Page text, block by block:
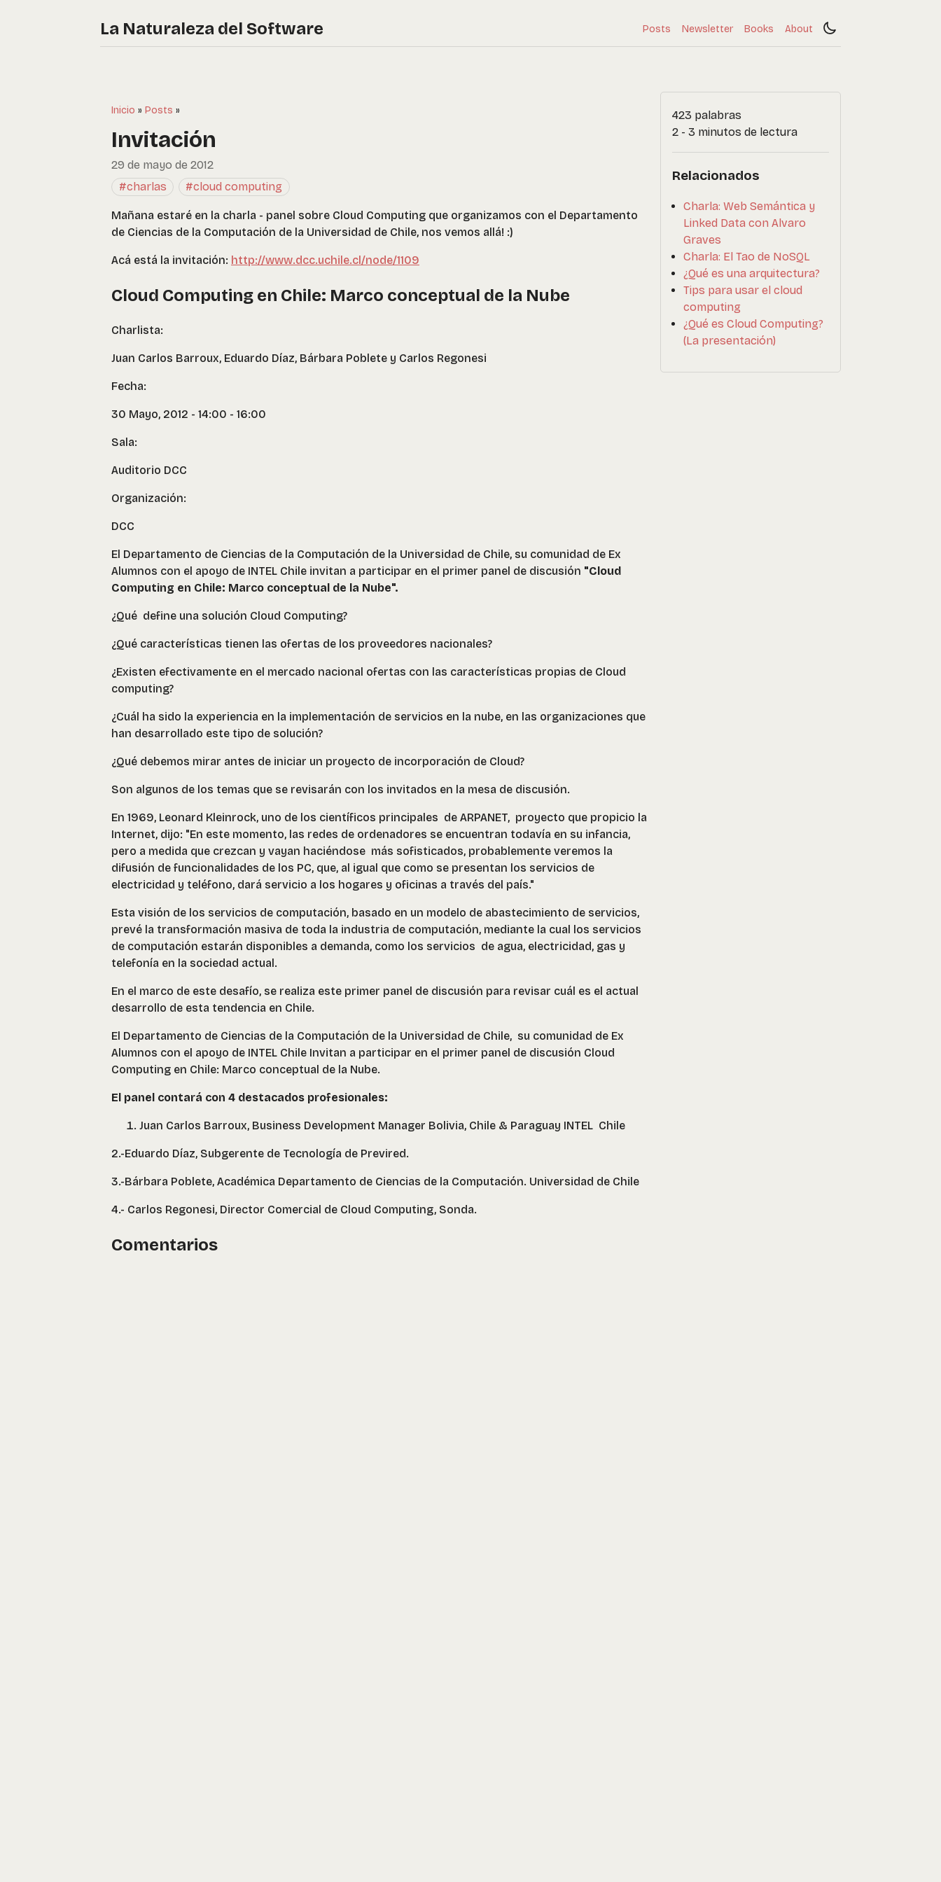
La Naturaleza del Software Posts Newsletter Books About
Inicio » Posts »
Invitación
29 de mayo de 2012
#charlas
#cloud computing
Mañana estaré en la charla - panel sobre Cloud Computing que organizamos con el Departamento
de Ciencias de la Computación de la Universidad de Chile, nos vemos allá! :)
Acá está la invitación: http://www.dcc.uchile.cl/node/1109
Cloud Computing en Chile: Marco conceptual de la Nube
Charlista:
Juan Carlos Barroux, Eduardo Díaz, Bárbara Poblete y Carlos Regonesi
Fecha:
30 Mayo, 2012 - 14:00 - 16:00
Sala:
Auditorio DCC
Organización:
DCC
El Departamento de Ciencias de la Computación de la Universidad de Chile, su comunidad de Ex
Alumnos con el apoyo de INTEL Chile invitan a participar en el primer panel de discusión "Cloud
Computing en Chile: Marco conceptual de la Nube".
¿Qué define una solución Cloud Computing?
¿Qué características tienen las ofertas de los proveedores nacionales?
¿Existen efectivamente en el mercado nacional ofertas con las características propias de Cloud
computing?
¿Cuál ha sido la experiencia en la implementación de servicios en la nube, en las organizaciones que
han desarrollado este tipo de solución?
¿Qué debemos mirar antes de iniciar un proyecto de incorporación de Cloud?
Son algunos de los temas que se revisarán con los invitados en la mesa de discusión.
En 1969, Leonard Kleinrock, uno de los científicos principales de ARPANET, proyecto que propicio la
Internet, dijo: "En este momento, las redes de ordenadores se encuentran todavía en su infancia,
pero a medida que crezcan y vayan haciéndose más sofisticados, probablemente veremos la
difusión de funcionalidades de los PC, que, al igual que como se presentan los servicios de
electricidad y teléfono, dará servicio a los hogares y oficinas a través del país."
Esta visión de los servicios de computación, basado en un modelo de abastecimiento de servicios,
prevé la transformación masiva de toda la industria de computación, mediante la cual los servicios
de computación estarán disponibles a demanda, como los servicios de agua, electricidad, gas y
telefonía en la sociedad actual.
En el marco de este desafío, se realiza este primer panel de discusión para revisar cuál es el actual
desarrollo de esta tendencia en Chile.
El Departamento de Ciencias de la Computación de la Universidad de Chile, su comunidad de Ex
Alumnos con el apoyo de INTEL Chile Invitan a participar en el primer panel de discusión Cloud
Computing en Chile: Marco conceptual de la Nube.
El panel contará con 4 destacados profesionales:
Juan Carlos Barroux, Business Development Manager Bolivia, Chile & Paraguay INTEL Chile
2.-Eduardo Díaz, Subgerente de Tecnología de Previred.
3.-Bárbara Poblete, Académica Departamento de Ciencias de la Computación. Universidad de Chile
4.- Carlos Regonesi, Director Comercial de Cloud Computing, Sonda.
Comentarios
423 palabras
2 - 3 minutos de lectura
Relacionados
Charla: Web Semántica y
Linked Data con Alvaro
Graves
Charla: El Tao de NoSQL
¿Qué es una arquitectura?
Tips para usar el cloud
computing
¿Qué es Cloud Computing?
(La presentación)